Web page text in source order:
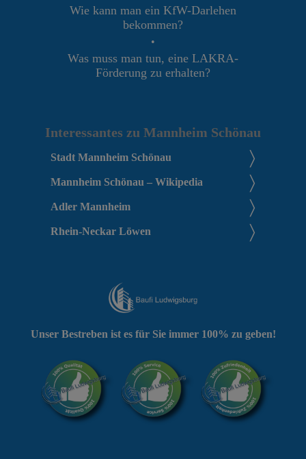
Wie kann man ein KfW-Darlehen
bekommen?
•
Was muss man tun, eine LAKRA-
Förderung zu erhalten?
Interessantes zu Mannheim Schönau
Stadt Mannheim Schönau
Mannheim Schönau – Wikipedia
Adler Mannheim
Rhein-Neckar Löwen
Unser Bestreben ist es für Sie immer 100% zu geben!